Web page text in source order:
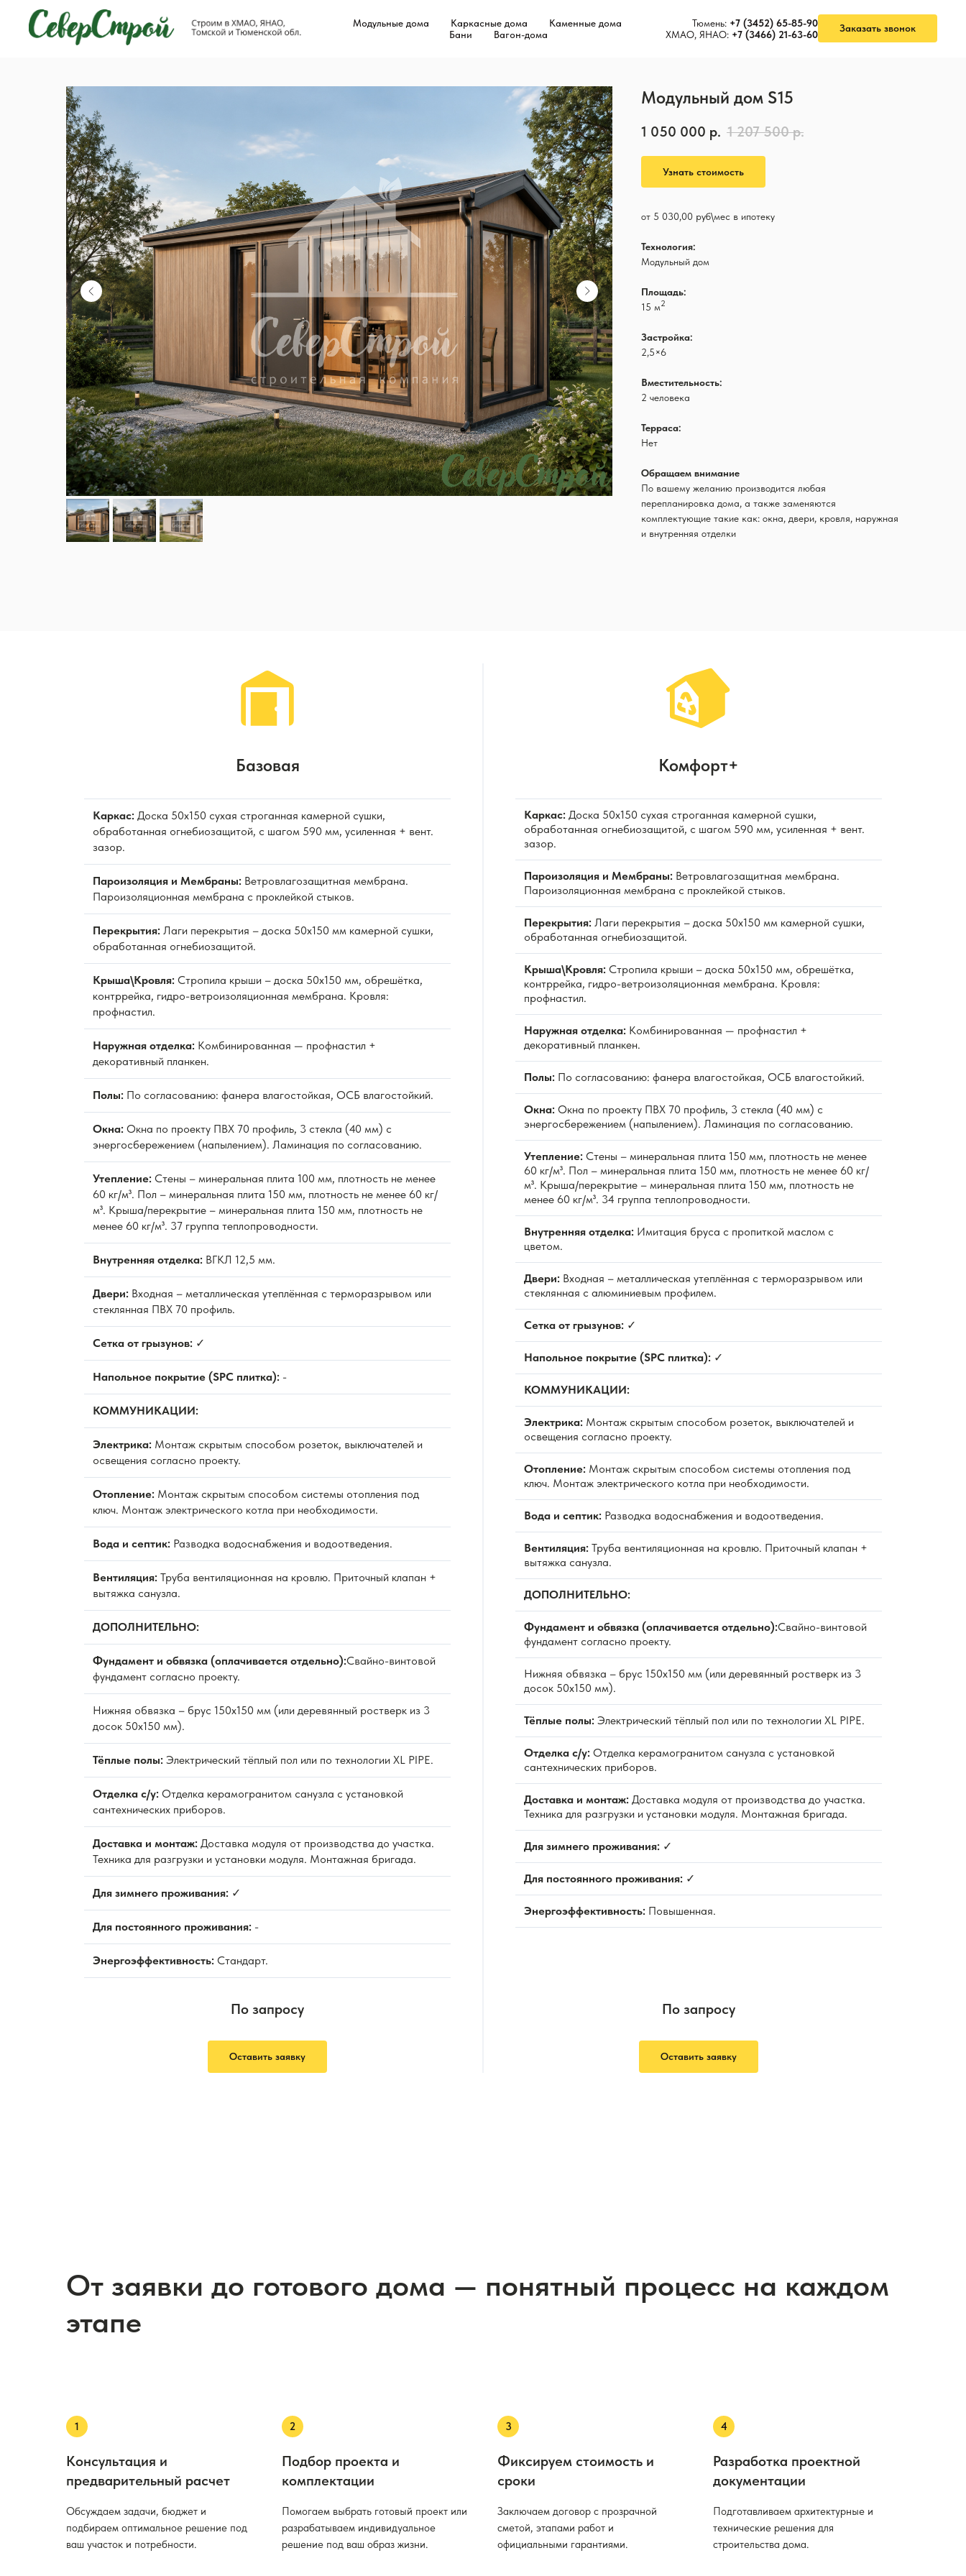
Модульные дома Каркасные дома
Каменные дома
Бани
Вагон-дома
Тюмень: +7 (3452) 65-85-90
ХМАО, ЯНАО: +7 (3466) 21-63-60
Заказать звонок
Модульный дом S15
1 050 000 р. 1 207 500 р.
Узнать стоимость
от 5 030,00 руб\мес в ипотеку
Технология:
Модульный дом
Площадь:
15 м2
Застройка:
2,5×6
Вместительность:
2 человека
Терраса:
Нет
Обращаем внимание
По вашему желанию производится любая
перепланировка дома, а также заменяются
комплектующие такие как: окна, двери, кровля, наружная
и внутренняя отделки
Базовая
Каркас: Доска 50х150 сухая строганная камерной сушки,
обработанная огнебиозащитой, с шагом 590 мм, усиленная + вент.
зазор.
Пароизоляция и Мембраны: Ветровлагозащитная мембрана.
Пароизоляционная мембрана с проклейкой стыков.
Перекрытия: Лаги перекрытия – доска 50х150 мм камерной сушки,
обработанная огнебиозащитой.
Крыша\Кровля: Стропила крыши – доска 50х150 мм, обрешётка,
контррейка, гидро-ветроизоляционная мембрана. Кровля:
профнастил.
Наружная отделка: Комбинированная — профнастил +
декоративный планкен.
Полы: По согласованию: фанера влагостойкая, ОСБ влагостойкий.
Окна: Окна по проекту ПВХ 70 профиль, 3 стекла (40 мм) с
энергосбережением (напылением). Ламинация по согласованию.
Утепление: Стены – минеральная плита 100 мм, плотность не менее
60 кг/м³. Пол – минеральная плита 150 мм, плотность не менее 60 кг/
м³. Крыша/перекрытие – минеральная плита 150 мм, плотность не
менее 60 кг/м³. 37 группа теплопроводности.
Внутренняя отделка: ВГКЛ 12,5 мм.
Двери: Входная – металлическая утеплённая с терморазрывом или
стеклянная ПВХ 70 профиль.
Сетка от грызунов: ✓
Напольное покрытие (SPC плитка): -
КОММУНИКАЦИИ:
Электрика: Монтаж скрытым способом розеток, выключателей и
освещения согласно проекту.
Отопление: Монтаж скрытым способом системы отопления под
ключ. Монтаж электрического котла при необходимости.
Вода и септик: Разводка водоснабжения и водоотведения.
Вентиляция: Труба вентиляционная на кровлю. Приточный клапан +
вытяжка санузла.
ДОПОЛНИТЕЛЬНО:
Фундамент и обвязка (оплачивается отдельно):Свайно-винтовой
фундамент согласно проекту.
Нижняя обвязка – брус 150х150 мм (или деревянный ростверк из 3
досок 50х150 мм).
Тёплые полы: Электрический тёплый пол или по технологии XL PIPE.
Отделка с/у: Отделка керамогранитом санузла с установкой
сантехнических приборов.
Доставка и монтаж: Доставка модуля от производства до участка.
Техника для разгрузки и установки модуля. Монтажная бригада.
Для зимнего проживания: ✓
Для постоянного проживания: -
Энергоэффективность: Стандарт.
По запросу
Оставить заявку
Комфорт+
Каркас: Доска 50х150 сухая строганная камерной сушки,
обработанная огнебиозащитой, с шагом 590 мм, усиленная + вент.
зазор.
Пароизоляция и Мембраны: Ветровлагозащитная мембрана.
Пароизоляционная мембрана с проклейкой стыков.
Перекрытия: Лаги перекрытия – доска 50х150 мм камерной сушки,
обработанная огнебиозащитой.
Крыша\Кровля: Стропила крыши – доска 50х150 мм, обрешётка,
контррейка, гидро-ветроизоляционная мембрана. Кровля:
профнастил.
Наружная отделка: Комбинированная — профнастил +
декоративный планкен.
Полы: По согласованию: фанера влагостойкая, ОСБ влагостойкий.
Окна: Окна по проекту ПВХ 70 профиль, 3 стекла (40 мм) с
энергосбережением (напылением). Ламинация по согласованию.
Утепление: Стены – минеральная плита 150 мм, плотность не менее
60 кг/м³. Пол – минеральная плита 150 мм, плотность не менее 60 кг/
м³. Крыша/перекрытие – минеральная плита 150 мм, плотность не
менее 60 кг/м³. 34 группа теплопроводности.
Внутренняя отделка: Имитация бруса с пропиткой маслом с
цветом.
Двери: Входная – металлическая утеплённая с терморазрывом или
стеклянная с алюминиевым профилем.
Сетка от грызунов: ✓
Напольное покрытие (SPC плитка): ✓
КОММУНИКАЦИИ:
Электрика: Монтаж скрытым способом розеток, выключателей и
освещения согласно проекту.
Отопление: Монтаж скрытым способом системы отопления под
ключ. Монтаж электрического котла при необходимости.
Вода и септик: Разводка водоснабжения и водоотведения.
Вентиляция: Труба вентиляционная на кровлю. Приточный клапан +
вытяжка санузла.
ДОПОЛНИТЕЛЬНО:
Фундамент и обвязка (оплачивается отдельно):Свайно-винтовой
фундамент согласно проекту.
Нижняя обвязка – брус 150х150 мм (или деревянный ростверк из 3
досок 50х150 мм).
Тёплые полы: Электрический тёплый пол или по технологии XL PIPE.
Отделка с/у: Отделка керамогранитом санузла с установкой
сантехнических приборов.
Доставка и монтаж: Доставка модуля от производства до участка.
Техника для разгрузки и установки модуля. Монтажная бригада.
Для зимнего проживания: ✓
Для постоянного проживания: ✓
Энергоэффективность: Повышенная.
По запросу
Оставить заявку
От заявки до готового дома — понятный процесс на каждом
этапе
Консультация и
предварительный расчет
Обсуждаем задачи, бюджет и
подбираем оптимальное решение под
ваш участок и потребности.
Подбор проекта и
комплектации
Помогаем выбрать готовый проект или
разрабатываем индивидуальное
решение под ваш образ жизни.
Фиксируем стоимость и
сроки
Заключаем договор с прозрачной
сметой, этапами работ и
официальными гарантиями.
Разработка проектной
документации
Подготавливаем архитектурные и
технические решения для
строительства дома.